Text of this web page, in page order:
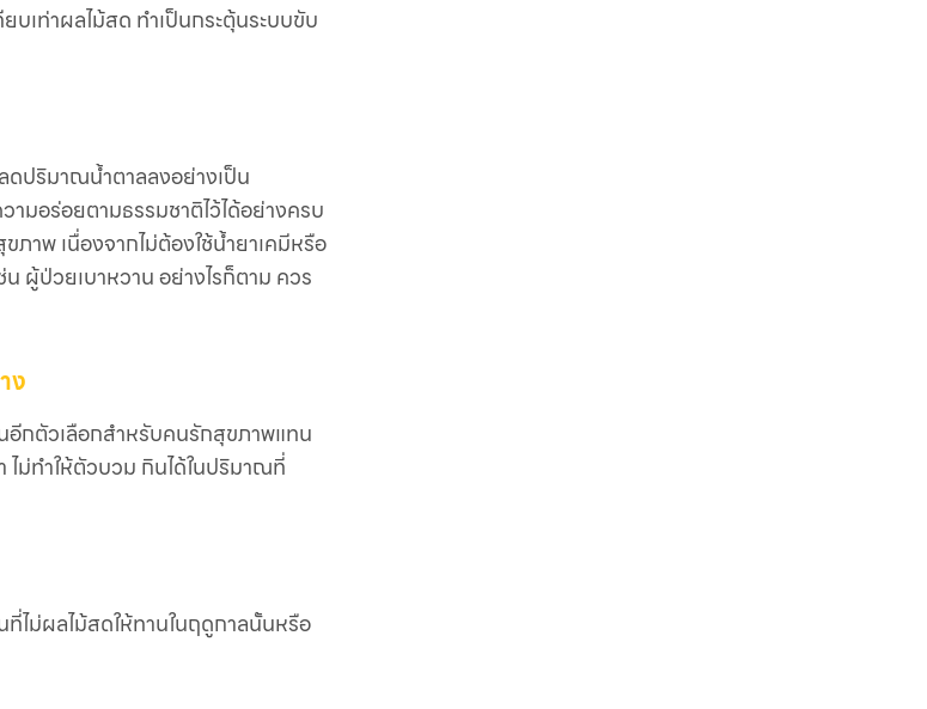
บเท่าผลไม้สด ทำเป็นกระตุ้นระบบขับ
ดปริมาณน้ำตาลลงอย่างเป็น
มอร่อยตามธรรมชาติไว้ได้อย่างครบ
าพ เนื่องจากไม่ต้องใช้น้ำยาเคมีหรือ
ผู้ป่วยเบาหวาน อย่างไรก็ตาม ควร
ง
อีกตัวเลือกสำหรับคนรักสุขภาพแทน
ไม่ทำให้ตัวบวม กินได้ในปริมาณที่
ที่ไม่ผลไม้สดให้ทานในฤดูกาลนั้นหรือ